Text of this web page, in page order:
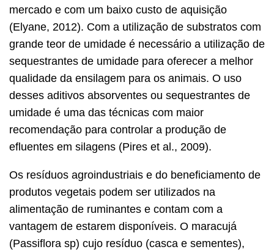
mercado e com um baixo custo de aquisição
(Elyane, 2012). Com a utilização de substratos com
grande teor de umidade é necessário a utilização de
sequestrantes de umidade para oferecer a melhor
qualidade da ensilagem para os animais. O uso
desses aditivos absorventes ou sequestrantes de
umidade é uma das técnicas com maior
recomendação para controlar a produção de
efluentes em silagens (Pires et al., 2009).
Os resíduos agroindustriais e do beneficiamento de
produtos vegetais podem ser utilizados na
alimentação de ruminantes e contam com a
vantagem de estarem disponíveis. O maracujá
(Passiflora sp) cujo resíduo (casca e sementes),